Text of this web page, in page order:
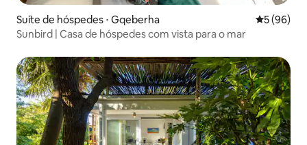
Suíte de hóspedes ⋅ Gqeberha 5 de uma
5 (96)
Sunbird | Casa de hóspedes com vista para o mar